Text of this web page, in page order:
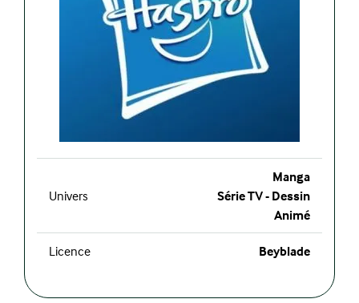
Univers
Manga
Série TV - Dessin
Animé
Licence Beyblade